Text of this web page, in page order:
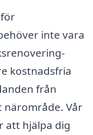
inte vara
kostnadsfria
från
Vår
att hjälpa dig